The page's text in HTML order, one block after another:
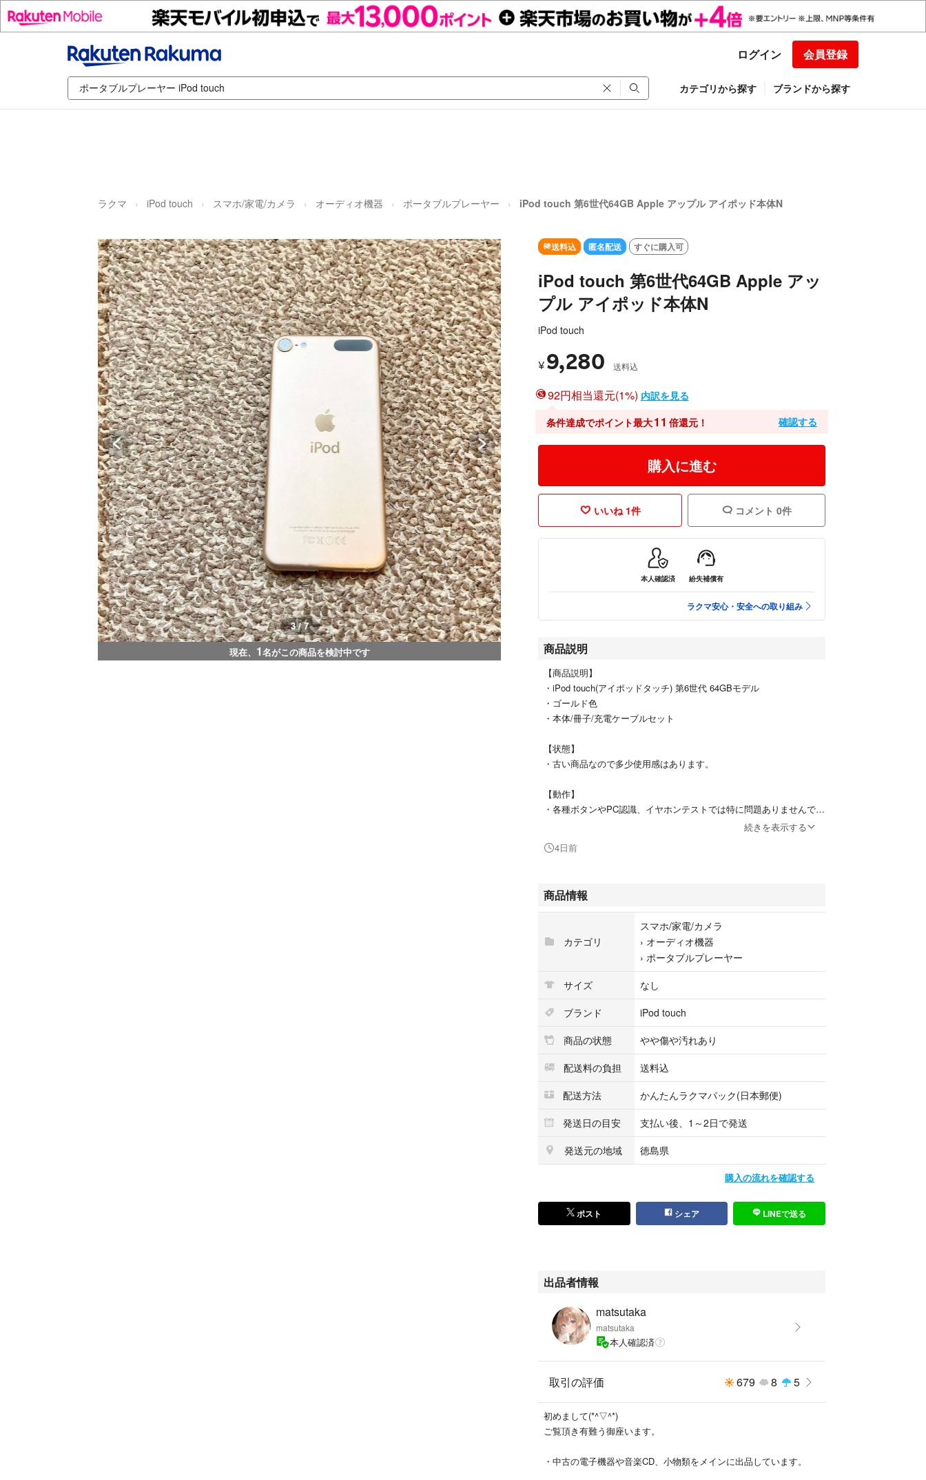
ログイン 会員登録
カテゴリから探す ブランドから探す
ラクマ iPod touch スマホ/家電/カメラ オーディオ機器 ポータブルプレーヤー iPod touch 第6世代64GB Apple アップル アイポッド本体N
3 / 7
現在、 1名がこの商品を検討中です
送料込 匿名配送 すぐに購入可
iPod touch 第6世代64GB Apple アッ
プル アイポッド本体N
iPod touch
¥ 9,280 送料込
92円相当還元(1%) 内訳を見る
条件達成でポイント最大11 倍還元！ 確認する
購入に進む
いいね 1件 コメント 0件
本人確認済 紛失補償有
ラクマ安心・安全への取り組み
商品説明
【商品説明】
・iPod touch(アイポッドタッチ) 第6世代 64GBモデル
・ゴールド色
・本体/冊子/充電ケーブルセット
【状態】
・古い商品なので多少使用感はあります。
【動作】
・各種ボタンやPC認識、イヤホンテストでは特に問題ありませんでし
た。細かいバッテリー持ちは不明ですが、多少劣化はあると思いま
ターに如何でしょうか
・発送は2-3日を予定しておりますが、状況によっては多少前後するこ
・一応古い商品なので状態をご確認の上、気になる点はご購入前にご
質問ください。
・お手数ですが落札前にプロフィールの確認もお願いします
他にも出品していますのでよろしければチェックして下さい^^
↓↓↓↓↓↓↓↓↓↓↓↓↓↓
#その他iPod複数販売中
↑↑↑↑↑↑↑↑↑↑↑↑↑↑
■管理コード150694:05:123-1603
ここまで見て頂いた方限定
■管理者用検索ワード
#アイポッド
#アイポッドナノ
続きを表示する
4日前
商品情報
カテゴリ
スマホ/家電/カメラ
› オーディオ機器
› ポータブルプレーヤー
サイズ
なし
ブランド
iPod touch
商品の状態
やや傷や汚れあり
配送料の負担
送料込
配送方法
かんたんラクマパック(日本郵便)
発送日の目安
支払い後、1～2日で発送
発送元の地域
徳島県
購入の流れを確認する
ポスト シェア LINEで送る
出品者情報
matsutaka
matsutaka
本人確認済
取引の評価 679 8 5
初めまして(*^▽^*)
ご覧頂き有難う御座います。
・中古の電子機器や音楽CD、小物類をメインに出品しています。